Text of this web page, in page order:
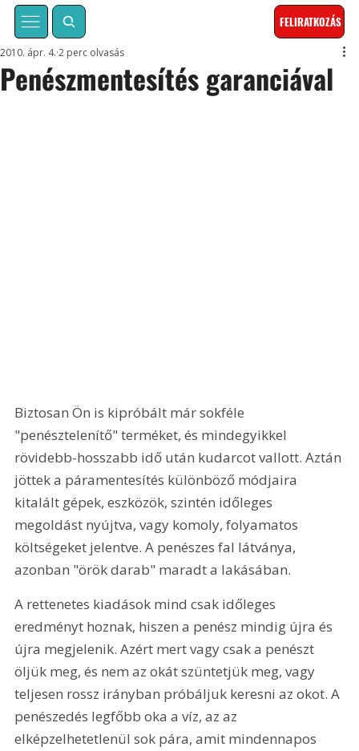
FELIRATKOZÁS
Penészmentesítés garanciával
2010. ápr. 4. 2 perc olvasás
Biztosan Ön is kipróbált már sokféle
"penésztelenítő" terméket, és mindegyikkel
rövidebb-hosszabb idő után kudarcot vallott. Aztán
jöttek a páramentesítés különböző módjaira
kitalált gépek, eszközök, szintén időleges
megoldást nyújtva, vagy komoly, folyamatos
költségeket jelentve. A penészes fal látványa,
azonban "örök darab" maradt a lakásában.
A rettenetes kiadások mind csak időleges
eredményt hoznak, hiszen a penész mindig újra és
újra megjelenik. Azért mert vagy csak a penészt
öljük meg, és nem az okát szüntetjük meg, vagy
teljesen rossz irányban próbáljuk keresni az okot. A
penészedés legfőbb oka a víz, az az
elképzelhetetlenül sok pára, amit mindennapos